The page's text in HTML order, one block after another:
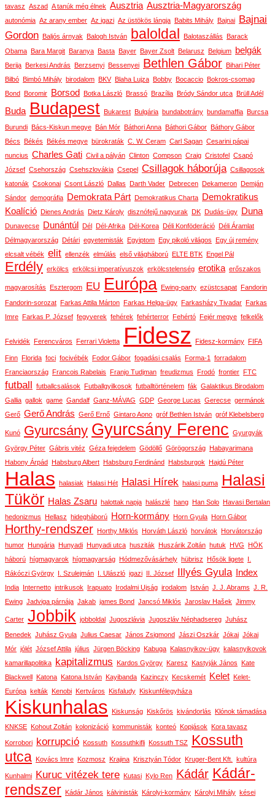
tavasz Aszad A tanúk még élnek Ausztria Ausztria-Magyarország
autonómia Az arany ember Az igazi Az üstökös lángja Babits Mihály Bajnai Bajnai
Gordon
Baljós árnyak Balogh István baloldal Balotaszállás
Barack
Obama
Bara Margit Baranya Basta Bayer Bayer Zsolt Belarusz Belgium belgák
Berija Berkesi András Berzsenyi Bessenyei Bethlen Gábor
Bihari Péter
Bilbó
Bimbó Mihály birodalom BKV Blaha Lujza Bobby Bocaccio
Bokros-csomag
Bond
Boromir Borsod Botka László Brassó Brazília Bródy Sándor utca Brüll Adél
Buda Budapest Bukarest Bulgária bundabotrány bundamaffia Burcsa
Burundi Bács-Kiskun megye Bán Mór Báthori Anna Báthori Gábor
Báthory Gábor
Bécs
Békés Békés megye bürokraták C. W. Ceram Carl Sagan Cesarini pápai
nuncius Charles Gati Civil a pályán Clinton Compson Craig Cristofel
Csapó
József Csehország Csehszlovákia Csepel Csillagok háborúja Csillagosok
katonák Csokonai Csont László Dallas Darth Vader Debrecen Dekameron
Demján
Sándor demográfia Demokrata Párt Demokratikus Charta
Demokratikus
Koalíció
Dienes András Dietz Károly disznófejű nagyurak DK Dudás-ügy Duna
Dunavecse Dunántúl Dél Dél-Afrika Dél-Korea Déli Konföderáció
Déli Áramlat
Délmagyarország
Détári egyetemisták Egyiptom Egy pikoló világos
Egy új remény
elcsalt vébék elit ellenzék elmúlás első világháború ELTE BTK Engel Pál
Erdély erkölcs erkölcsi imperatívuszok erkölcstelenség erotika erőszakos
magyarosítás Esztergom EU Európa Ewing-party ezüstcsapat Fandorin
Fandorin-sorozat Farkas Attila Márton Farkas Helga-ügy Farkasházy Tivadar
Farkas
Imre
Farkas P. József fegyverek fehérek fehérterror Fehértó Fejér megye felkelők
Felvidék Ferencváros Ferrari Violetta Fidesz Fidesz-kormány FIFA
Finn Florida foci focivébék Fodor Gábor fogadási csalás Forma-1 forradalom
Franciaország
Francois Rabelais Franjo Tudjman freudizmus Frodó frontier FTC
futball futballcsalások Futballgyilkosok futballtörténelem fák Galaktikus Birodalom
Gallia gallok game Gandalf Ganz-MÁVAG GDP George Lucas Gerecse germánok
Gerő Gerő András Gerő Ernő Gintaro Aono gróf Bethlen István gróf Klebelsberg
Kunó Gyurcsány Gyurcsány Ferenc Gyurgyák
György Péter Gábris vitéz Géza fejedelem Gödöllő Görögország
Habayarimana
Habony Árpád
Habsburg Albert Habsburg Ferdinánd Habsburgok Hajdú Péter
Halas halasiak Halasi Hét Halasi Hírek halasi puma
Halasi
Tükör Halas Zsaru halottak napja halászlé hang Han Solo
Havasi Bertalan
hedonizmus
Hellasz hidegháború Horn-kormány Horn Gyula Horn Gábor
Horthy-rendszer Horthy Miklós Horváth László horvátok
Horvátország
humor
Hungária Hunyadi Hunyadi utca husziták Huszárik Zoltán hutuk HVG
HÖK
háború hígmagyarok hígmagyarság Hódmezővásárhely hübrisz Hősök ligete
I.
Rákóczi György
I. Szulejmán I. Ulászló igazi II. József Illyés Gyula Index
India Internetto intrikusok Irapuato Irodalmi Ujság irodalom István J. J. Abrams J. R.
Ewing Jadviga párnája Jakab james Bond Jancsó Miklós Jaroslav Hašek Jimmy
Carter Jobbik jobboldal Jugoszlávia Jugoszláv Néphadsereg Juhász
Benedek Juhász Gyula Julius Caesar János Zsigmond Jászi Oszkár Jókai Jókai
Mór jólét József Attila július Jürgen Böcking Kabuga Kalasnyikov-ügy kalasnyikovok
kamarillapolitika kapitalizmus Kardos György Karesz Kastyják János
Kate
Blackwell
Katona Katona István Kayibanda Kazinczy Kecskemét Kelet
Kelet-
Európa kelták Kenobi Kertváros Kisfaludy Kiskunfélegyháza
Kiskunhalas Kiskunság Kiskőrös kivándorlás Klónok támadása
KNKSE Kohout Zoltán kolonizáció kommunisták konteó Kopjások Kora tavasz
Korrobori korrupció Kossuth Kossuthkifli Kossuth TSZ Kossuth
utca
Kovács Imre Kozmosz Krajina Krisztyán Tódor Kruger-Bent Kft. kultúra
Kunhalmi Kuruc vitézek tere Kutasi Kylo Ren Kádár Kádár-
rendszer
Kádár János kálvinisták Károlyi-kormány Károlyi Mihály kései